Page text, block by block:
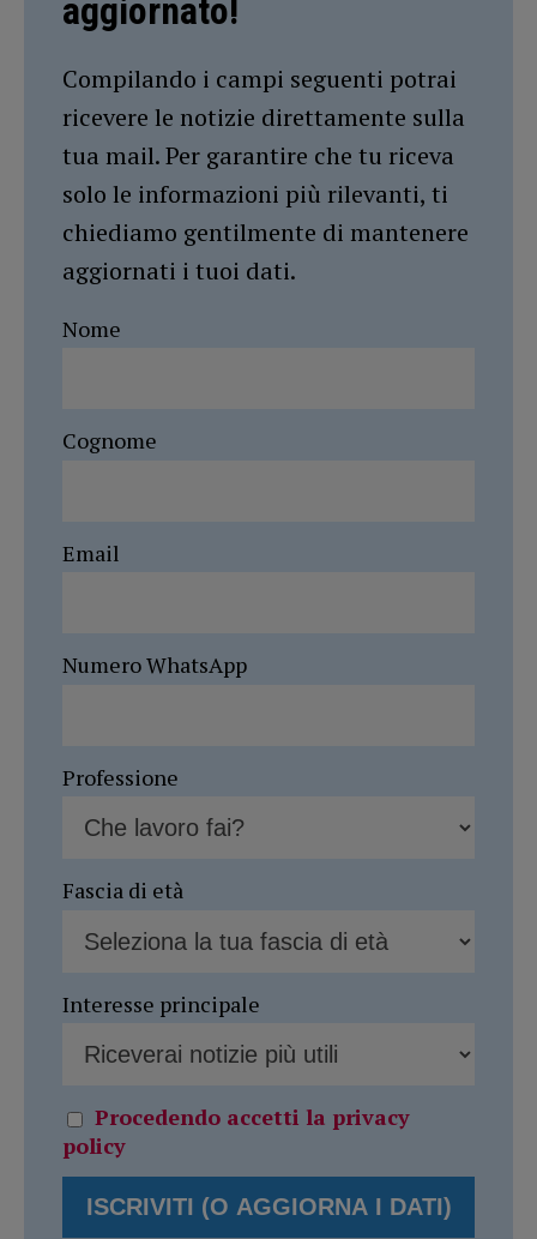
aggiornato!
Compilando i campi seguenti potrai
ricevere le notizie direttamente sulla
tua mail. Per garantire che tu riceva
solo le informazioni più rilevanti, ti
chiediamo gentilmente di mantenere
aggiornati i tuoi dati.
Nome
Cognome
Email
Numero WhatsApp
Professione
Fascia di età
Interesse principale
Procedendo accetti la privacy
policy